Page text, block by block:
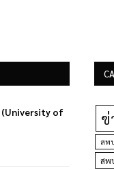
of
ข่
สพ
สพ